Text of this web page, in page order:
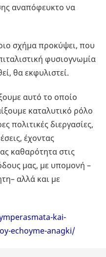
αναπόφευκτο να
σχήμα προκύψει, που
φυσιογνωμία
θα εκφυλιστεί.
αυτό το οποίο
καταλυτικό ρόλο
πολιτικές διεργασίες,
έχοντας
καθαρότητα στις
μας, με υπομονή –
αλλά και με
kai-
echoyme-anagki/